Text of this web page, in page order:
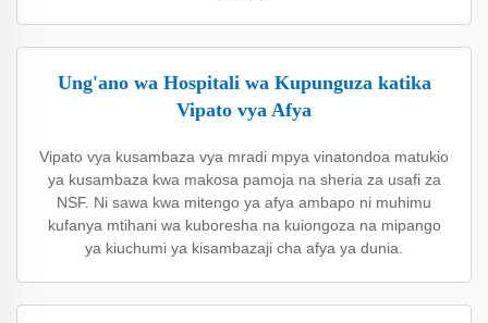
Ung'ano wa Hospitali wa Kupunguza katika
Vipato vya Afya
Vipato vya kusambaza vya mradi mpya vinatondoa matukio
ya kusambaza kwa makosa pamoja na sheria za usafi za
NSF. Ni sawa kwa mitengo ya afya ambapo ni muhimu
kufanya mtihani wa kuboresha na kuiongoza na mipango
ya kiuchumi ya kisambazaji cha afya ya dunia.